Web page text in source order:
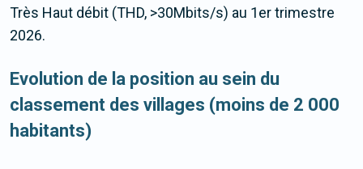
Très Haut débit (THD, >30Mbits/s) au 1er trimestre
2026.
Evolution de la position au sein du
classement des villages (moins de 2 000
habitants)